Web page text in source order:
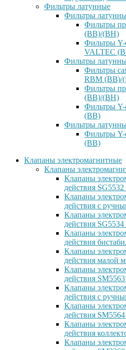
Фильтры латунные
Фильтры
Фильтры
(ВВ)/(ВН)
Фильтры Y-
VALTEC
Фильтры
Фильтры
RBM (ВВ)/
Фильтры
(ВВ)/(ВН)
Фильтры Y-
(ВВ)
Фильтры
Фильтры Y-
(ВВ)
Клапаны электромагнитные
Клапаны
Клапаны
действия
Клапаны
действия с
Клапаны
действия
Клапаны
действия
Клапаны
действия малой
Клапаны
действия
Клапаны
действия с
Клапаны
действия
Клапаны
дейcтвия
Клапаны